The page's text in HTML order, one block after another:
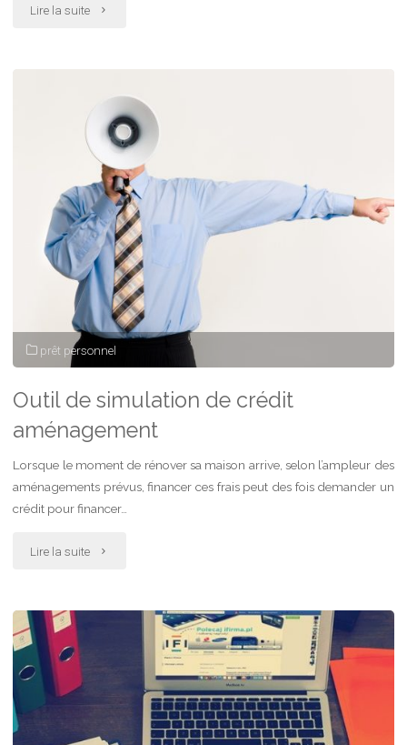
Lire la suite "Outil
centralisation
de
prêts"
prêt personnel
Outil de simulation de crédit
aménagement
Lorsque le moment de rénover sa maison arrive, selon l’ampleur des
aménagements prévus, financer ces frais peut des fois demander un
crédit pour financer…
Lire la suite "Outil
aménagement"